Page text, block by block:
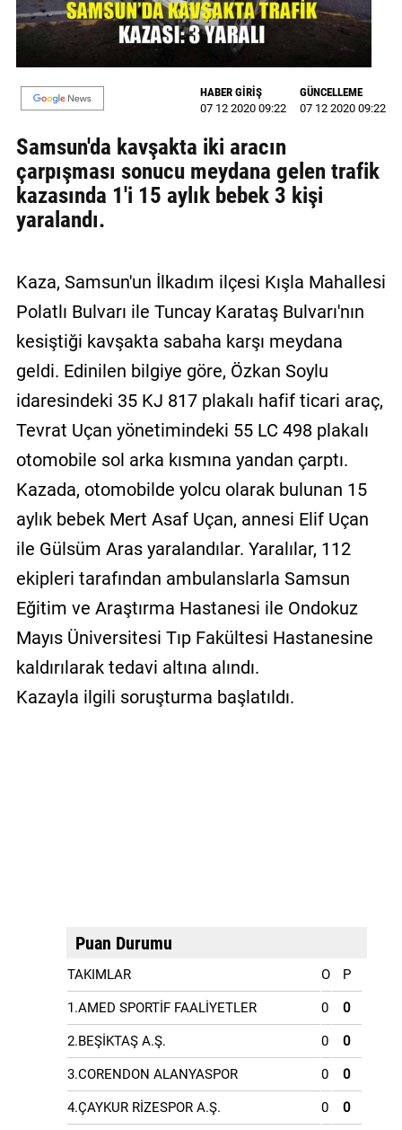
GALERİ
VİDEO
YAZARLAR
ULAŞIN
Künye
İletişim
Gizlilik
Sözleşmesi
Kullanıcı
Sözleşmesi
HABER GİRİŞ
07 12 2020 09:22
GÜNCELLEME
07 12 2020 09:22
Samsun'da kavşakta iki aracın
çarpışması sonucu meydana gelen trafik
kazasında 1'i 15 aylık bebek 3 kişi
yaralandı.
Kaza, Samsun'un İlkadım ilçesi Kışla Mahallesi
Polatlı Bulvarı ile Tuncay Karataş Bulvarı'nın
kesiştiği kavşakta sabaha karşı meydana
geldi. Edinilen bilgiye göre, Özkan Soylu
idaresindeki 35 KJ 817 plakalı hafif ticari araç,
Tevrat Uçan yönetimindeki 55 LC 498 plakalı
otomobile sol arka kısmına yandan çarptı.
Kazada, otomobilde yolcu olarak bulunan 15
aylık bebek Mert Asaf Uçan, annesi Elif Uçan
ile Gülsüm Aras yaralandılar. Yaralılar, 112
ekipleri tarafından ambulanslarla Samsun
Eğitim ve Araştırma Hastanesi ile Ondokuz
Mayıs Üniversitesi Tıp Fakültesi Hastanesine
kaldırılarak tedavi altına alındı.
Kazayla ilgili soruşturma başlatıldı.
Puan Durumu
TAKIMLAR O P
1.AMED SPORTİF FAALİYETLER 0 0
2.BEŞİKTAŞ A.Ş. 0 0
3.CORENDON ALANYASPOR 0 0
4.ÇAYKUR RİZESPOR A.Ş. 0 0